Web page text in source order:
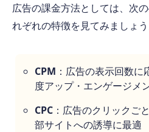
広告の課金方法としては、次
れぞれの特徴を見てみましょう
CPM ：広告の表示回数
度アップ・エンゲージメ
CPC：広告のクリックご
部サイトへの誘導に最適